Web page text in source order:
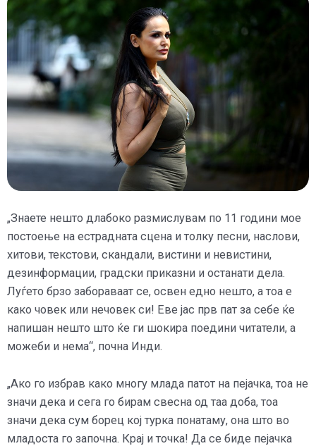
„Знаете нешто длабоко размислувам по 11 години мое
постоење на естрадната сцена и толку песни, наслови,
хитови, текстови, скандали, вистини и невистини,
дезинформации, градски приказни и останати дела.
Луѓето брзо забораваат се, освен едно нешто, а тоа е
како човек или нечовек си! Еве јас прв пат за себе ќе
напишан нешто што ќе ги шокира поедини читатели, а
можеби и нема“, почна Инди.
„Ако го избрав како многу млада патот на пејачка, тоа не
значи дека и сега го бирам свесна од таа доба, тоа
значи дека сум борец кој турка понатаму, она што во
младоста го започна. Крај и точка! Да се биде пејачка